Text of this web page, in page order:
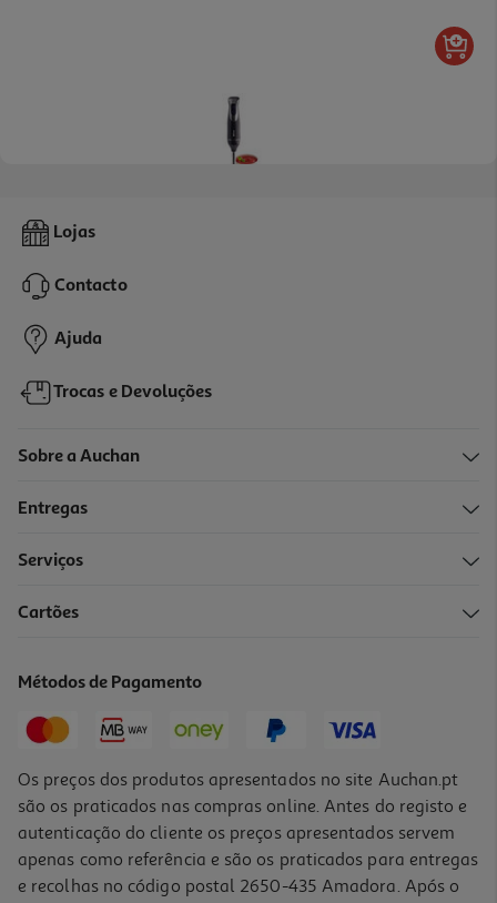
Varinha Mágica Qilive Q.5601 600w Preta Com Turbo E Pé Inox
19,99 €
Lojas
Contacto
Ajuda
Trocas e Devoluções
Sobre a Auchan
Entregas
Serviços
Cartões
Métodos de Pagamento
Os preços dos produtos apresentados no site Auchan.pt
são os praticados nas compras online. Antes do registo e
autenticação do cliente os preços apresentados servem
apenas como referência e são os praticados para entregas
e recolhas no código postal 2650-435 Amadora. Após o